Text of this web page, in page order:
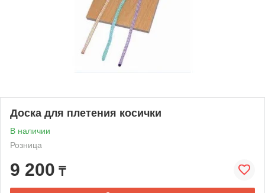
Доска для плетения косички
В наличии
Розница
9 200 ₸